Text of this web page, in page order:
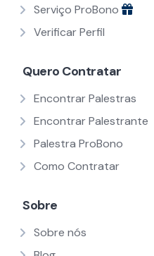
Serviço ProBono
Verificar Perfil
Quero Contratar
Encontrar Palestras
Encontrar Palestrante
Palestra ProBono
Como Contratar
Sobre
Sobre nós